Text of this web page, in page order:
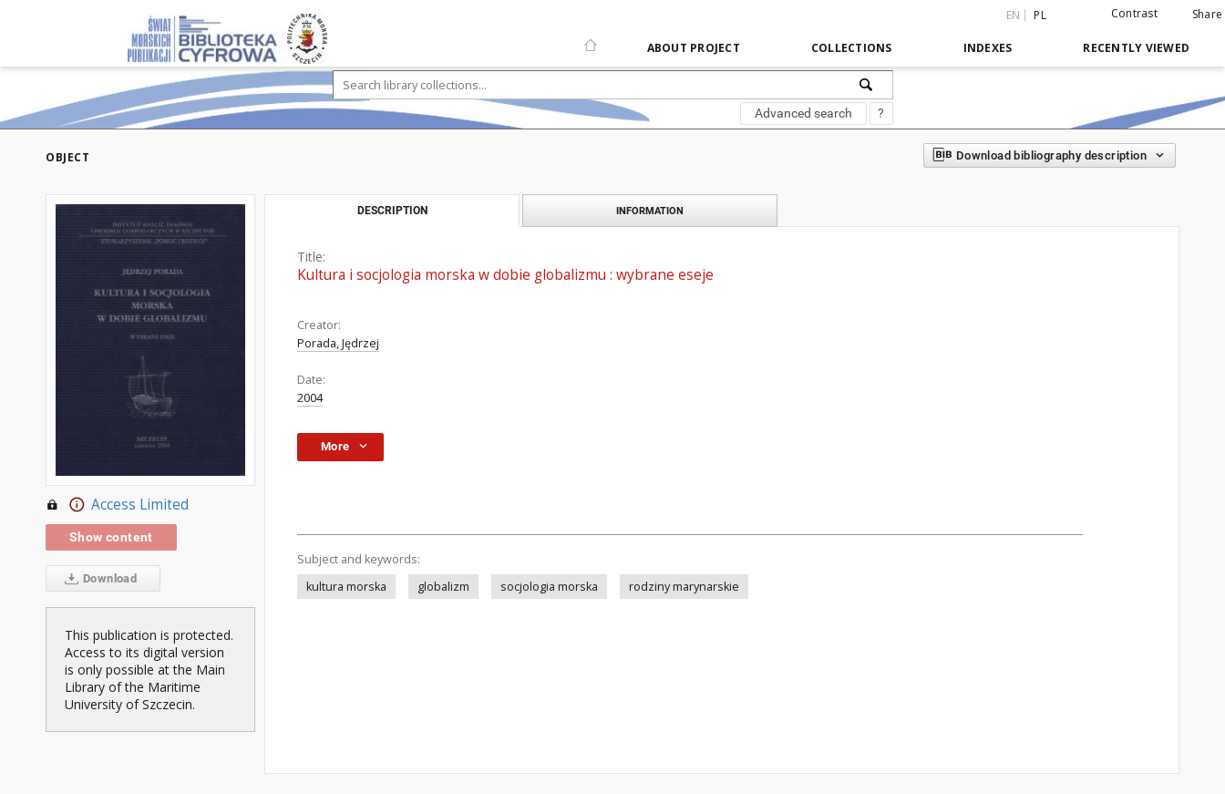
EN PL Contrast Share
ABOUT PROJECT COLLECTIONS INDEXES RECENTLY VIEWED
Advanced search ?
OBJECT Download bibliography description
Access Limited
Show content
Download
This publication is protected.
Access to its digital version
is only possible at the Main
Library of the Maritime
University of Szczecin.
DESCRIPTION INFORMATION
Title:
Kultura i socjologia morska w dobie globalizmu : wybrane eseje
Creator:
Porada, Jędrzej
Date:
2004
More
Subject and keywords:
kultura morska
globalizm socjologia morska rodziny marynarskie